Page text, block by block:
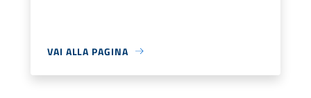
VAI ALLA PAGINA